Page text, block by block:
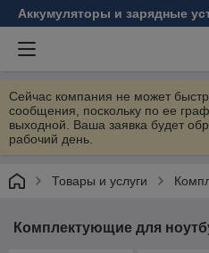
Аккумуляторы и зарядные
Сейчас компания не может
сообщения, поскольку по ее
выходной. Ваша заявка будет
рабочий день.
Товары и услуги
Комплектующие для